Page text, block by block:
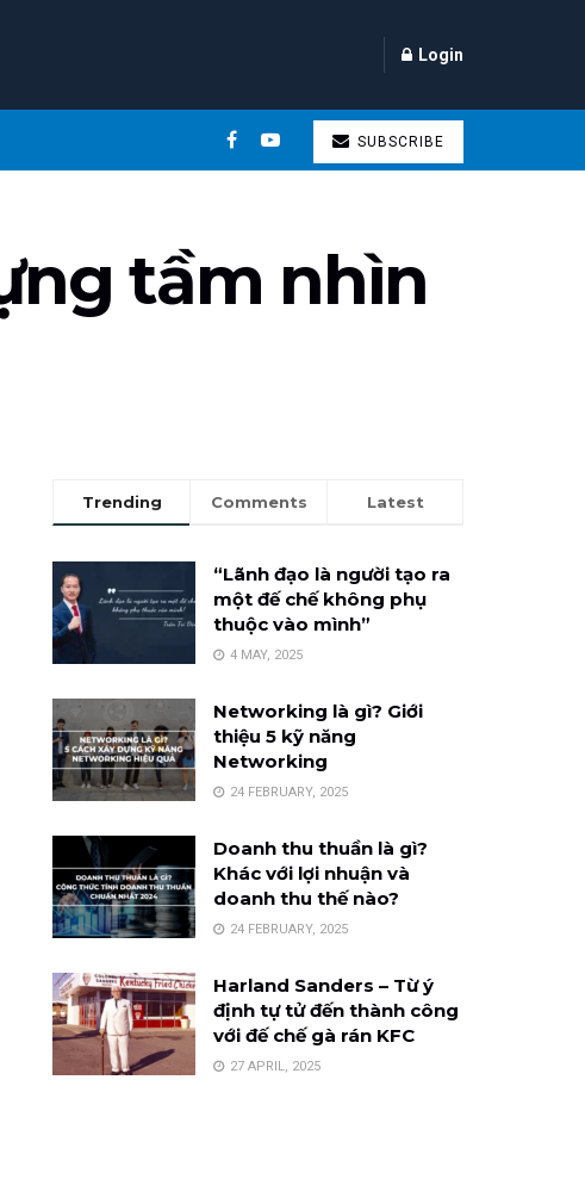
Login
SUBSCRIBE
tầm nhìn
Trending Comments Latest
“Lãnh đạo là người tạo ra
một đế chế không phụ
thuộc vào mình”
4 MAY, 2025
Networking là gì? Giới
thiệu 5 kỹ năng
Networking
24 FEBRUARY, 2025
Doanh thu thuần là gì?
Khác với lợi nhuận và
doanh thu thế nào?
24 FEBRUARY, 2025
Harland Sanders – Từ ý
định tự tử đến thành công
với đế chế gà rán KFC
27 APRIL, 2025